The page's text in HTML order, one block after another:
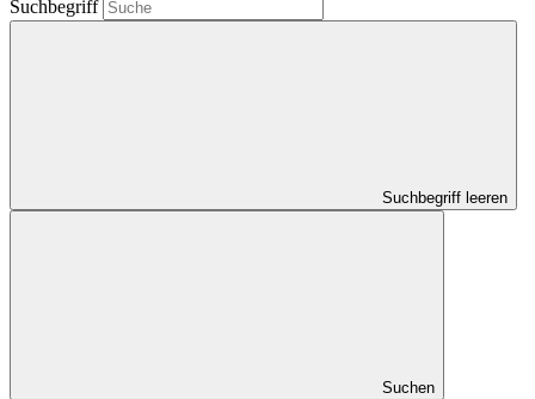
Suchbegriff
Suchbegriff leeren
Suchen